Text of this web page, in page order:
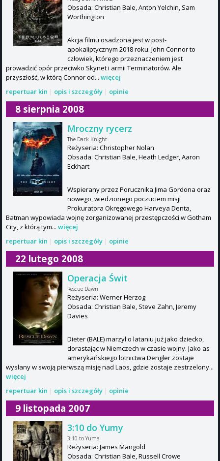
Obsada: Christian Bale, Anton Yelchin, Sam
Worthington
Akcja filmu osadzona jest w post-
apokaliptycznym 2018 roku. John Connor to
człowiek, którego przeznaczeniem jest
prowadzić opór przeciwko Skynet i armii Terminatorów. Ale
przyszłość, w którą Connor od... więcej
repertuar kin | opis i szczegóły | opinie
8 sierpnia 2008
Mroczny rycerz
The Dark Knight
Reżyseria: Christopher Nolan
Obsada: Christian Bale, Heath Ledger, Aaron
Eckhart
Wspierany przez Porucznika Jima Gordona oraz
nowego, wiedzionego poczuciem misji
Prokuratora Okręgowego Harveya Denta,
Batman wypowiada wojnę zorganizowanej przestępczości w Gotham
City, z którą tym... więcej
repertuar kin | opis i szczegóły | opinie
22 lutego 2008
Operacja Świt
Rescue Dawn
Reżyseria: Werner Herzog
Obsada: Christian Bale, Steve Zahn, Jeremy
Davies
Dieter (BALE) marzył o lataniu już jako dziecko,
dorastając w Niemczech w czasie wojny. Jako as
amerykańskiego lotnictwa Dengler zostaje
wysłany w swoją pierwszą misję nad Laos, gdzie zostaje zestrzelony...
więcej
repertuar kin | opis i szczegóły | opinie
9 listopada 2007
3:10 do Yumy
3:10 to Yuma
Reżyseria: James Mangold
Obsada: Christian Bale, Russell Crowe